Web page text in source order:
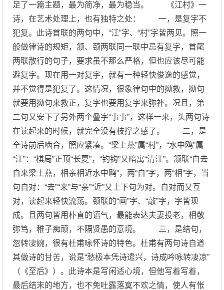
足了一篇主题，最为简净，最为稳当。 《江村》一
诗，在艺术处理上，也有独特之处： 一，是复字不
犯复。此诗首联的两句中，“江”字、“村”字皆两见。照一
般做律诗的规矩，颔、颈两联同一联中忌有复字，首尾
两联散行的句子，要求虽不那么严格，但也应该尽可能
避复字。现在用一对复字，就有一种轻快俊逸的感觉，
并不觉得是犯复了。这情况，很象律句中的拗救，拗句
就要用拗句来救正，复字也要用复字来弥补。况且，第
二句又安下了另外两个叠字“事事”，这样一来，头两句诗
在读起来的时候，就完全没有枝撑之感了。 二，是
全诗前后啮合，照应紧凑。“梁上燕”属“村”，“水中鸥”属
“江”：“棋局”正顶“长夏”，“钓钩”又暗寓“清江”。颔联“自去
自来梁上燕，相亲相近水中鸥”，两“自”字，两“相”字，当
句自对：“去”“来”与“亲”“近”又上下句为对。自对而又互
对，读起来轻快流荡。颈联的“画”字、“敲”字，字皆现
成。且两句皆用朴直的语气，最能表达夫妻投老，相敬
弥笃，稚子痴顽，不隔贤愚的意境。 三，是结句，
忽转凄婉，很有杜甫咏怀诗的特色。杜甫有两句诗自道
其做诗的甘苦，说是“愁极本凭诗遣兴，诗成吟咏转凄凉”
（《至后》）。此诗本是写闲适心境，但他写着写着，
最后结末的地方，也不免吐露落寞不欢之情，使人有怅